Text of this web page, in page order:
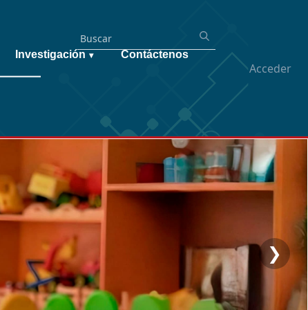
Acceder
Investigación ▾ Contáctenos
❯